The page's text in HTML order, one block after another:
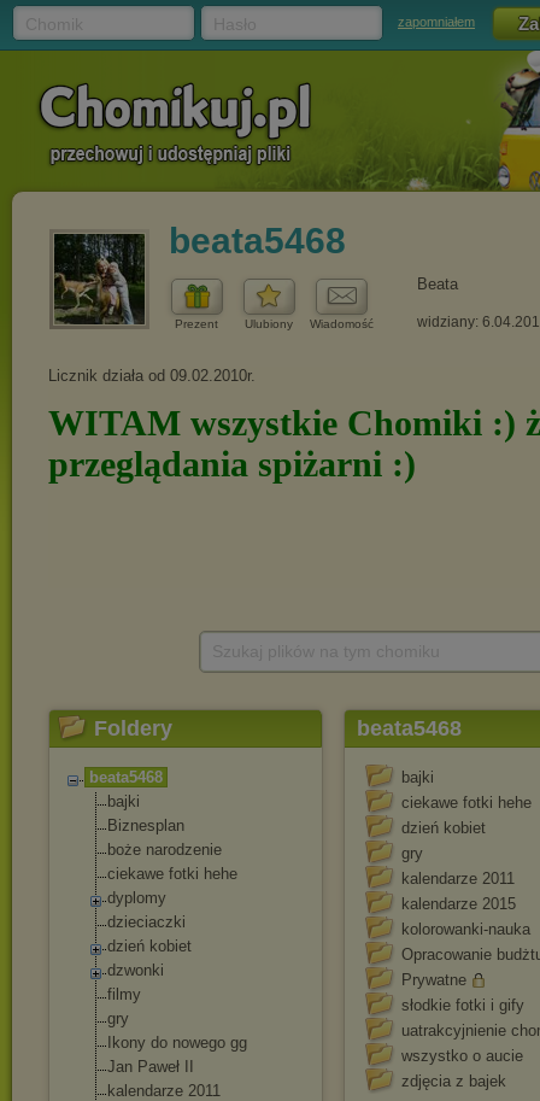
zapomniałem
beata5468
Prezent Ulubiony Wiadomość
Beata
widziany:
Foldery
beata5468
bajki
Biznesplan
boże narodzenie
ciekawe fotki hehe
dyplomy
dzieciaczki
dzień kobiet
dzwonki
filmy
gry
Ikony do nowego gg
Jan Paweł II
kalendarze 2011
beata5468
bajki
ciekawe fotki hehe
dzień kobiet
gry
kalendarze 2011
kalendarze 2015
kolorowanki-nauka
Opracowanie
Prywatne
słodkie fotki i gify
uatrakcyjnienie
wszystko o aucie
zdjęcia z bajek